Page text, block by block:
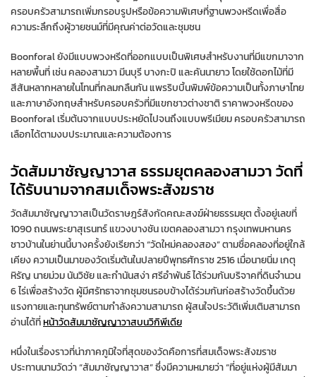
ครอบครัวสามารถเพิ่มกรอบรูปหรือข้อความพิเศษที่ฐานพวงหรีดเพื่อสื่อ
ความระลึกถึงผู้วายชนม์ที่มีคุณค่าต่อวัดและชุมชน
Boonforal ยังมีแบบพวงหรีดที่ออกแบบเป็นพิเศษสำหรับงานที่มีแขกมาจาก
หลายพื้นที่ เช่น คลองสามวา มีนบุรี บางกะปิ และคันนายาว โดยใช้ดอกไม้ที่มี
สีสันหลากหลายในโทนที่กลมกลืนกัน แพรริบบิ้นพิมพ์ข้อความเป็นทั้งภาษาไทย
และภาษาอังกฤษสำหรับครอบครัวที่มีแขกชาวต่างชาติ ราคาพวงหรีดของ
Boonforal เริ่มต้นจากแบบประหยัดไปจนถึงแบบพรีเมียม ครอบครัวสามารถ
เลือกได้ตามงบประมาณและความต้องการ
วัดสัมมาชัญญาวาส ธรรมยุตคลองสามวา วัดที่
ได้รับนามจากสมเด็จพระสังฆราช
วัดสัมมาชัญญาวาสเป็นวัดราษฎร์สังกัดคณะสงฆ์ฝ่ายธรรมยุต ตั้งอยู่เลขที่
1090 ถนนพระยาสุเรนทร์ แขวงบางชัน เขตคลองสามวา กรุงเทพมหานคร
ชาวบ้านในย่านนี้บางครั้งยังเรียกว่า “วัดใหม่คลองสอง” ตามชื่อคลองที่อยู่ใกล้
เคียง ความเป็นมาของวัดเริ่มต้นในปลายปีพุทธศักราช 2516 เมื่อนายนิ่ม เกตุ
หิรัญ นายม่วม นันวิชัย และกำนันสง่า ศรีอำพันธ์ ได้ร่วมกันบริจาคที่ดินจำนวน
6 ไร่เพื่อสร้างวัด ผู้มีศรัทธาจากชุมชนรอบข้างได้ร่วมกันก่อสร้างวัดขึ้นด้วย
แรงกายและทุนทรัพย์ตามกำลังความสามารถ ผู้สนใจประวัติเพิ่มเติมสามารถ
อ่านได้ที่หน้าวัดสัมมาชัญญาวาสบนวิกิพีเดีย
หนึ่งในเรื่องราวที่น่าภาคภูมิใจที่สุดของวัดคือการที่สมเด็จพระสังฆราช
ประทานนามวัดว่า “สัมมาชัญญาวาส” ซึ่งมีความหมายว่า “ที่อยู่แห่งผู้มีสัมมา